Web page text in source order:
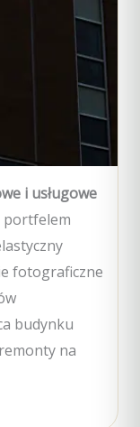
i usługowe
portfelem
fotograficzne
budynku
na